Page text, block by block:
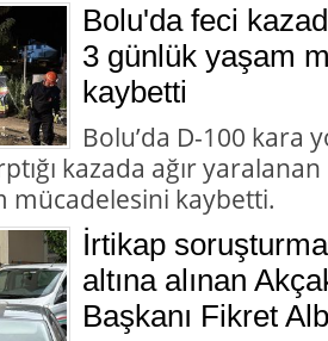
Bolu'da feci
3 günlük yaşam
kaybetti
Bolu’da D-100 kara
kazada ağır
mücadelesini kaybetti.
İrtikap
altına alınan
Başkanı Fikret